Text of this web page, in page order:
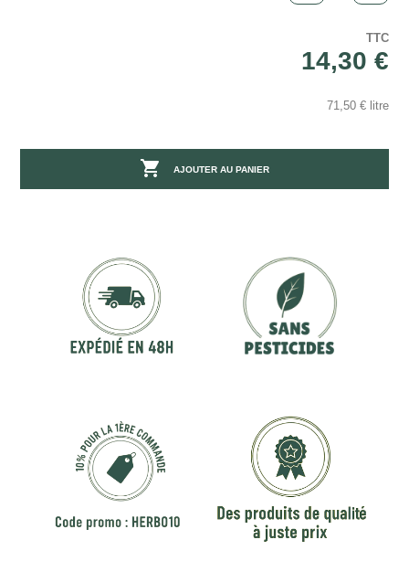
TTC
14,30 €
71,50 € litre
 AJOUTER AU PANIER